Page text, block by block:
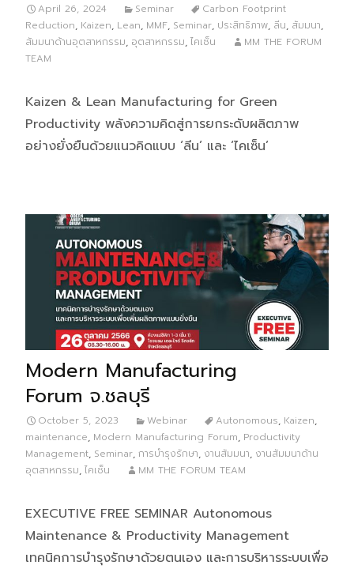
April 26, 2024 Seminar
Carbon Footprint
Reduction, Kaizen, Lean, MMF, Seminar, ประสิทธิภาพ, ลีน, สัมมนา,
สัมมนาด้านอุตสาหกรรม, อุตสาหกรรม, ไคเซ็น
MM THE FORUM
TEAM
Kaizen & Lean Manufacturing for Green
Productivity พลังความคิดสู่การยกระดับผลิตภาพ
อย่างยั่งยืนด้วยแนวคิดแบบ ‘ลีน’ และ ‘ไคเซ็น’
Modern Manufacturing
Forum จ.ชลบุรี
October 5, 2023 Webinar Autonomous, Kaizen,
maintenance, Modern Manufacturing Forum, Productivity
Management, Seminar, การบำรุงรักษา, งานสัมมนา, งานสัมมนาด้าน
อุตสาหกรรม, ไคเซ็น MM THE FORUM TEAM
EXECUTIVE FREE SEMINAR Autonomous
Maintenance & Productivity Management
เทคนิคการบำรุงรักษาด้วยตนเอง และการบริหารระบบเพื่อ